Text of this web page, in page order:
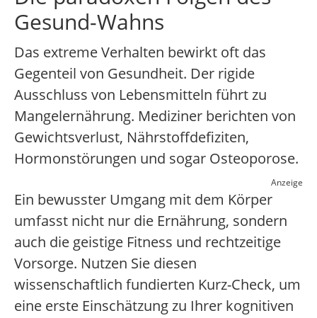
Gesund-Wahns
Das extreme Verhalten bewirkt oft das
Gegenteil von Gesundheit. Der rigide
Ausschluss von Lebensmitteln führt zu
Mangelernährung. Mediziner berichten von
Gewichtsverlust, Nährstoffdefiziten,
Hormonstörungen und sogar Osteoporose.
Anzeige
Ein bewusster Umgang mit dem Körper
umfasst nicht nur die Ernährung, sondern
auch die geistige Fitness und rechtzeitige
Vorsorge. Nutzen Sie diesen
wissenschaftlich fundierten Kurz-Check, um
eine erste Einschätzung zu Ihrer kognitiven